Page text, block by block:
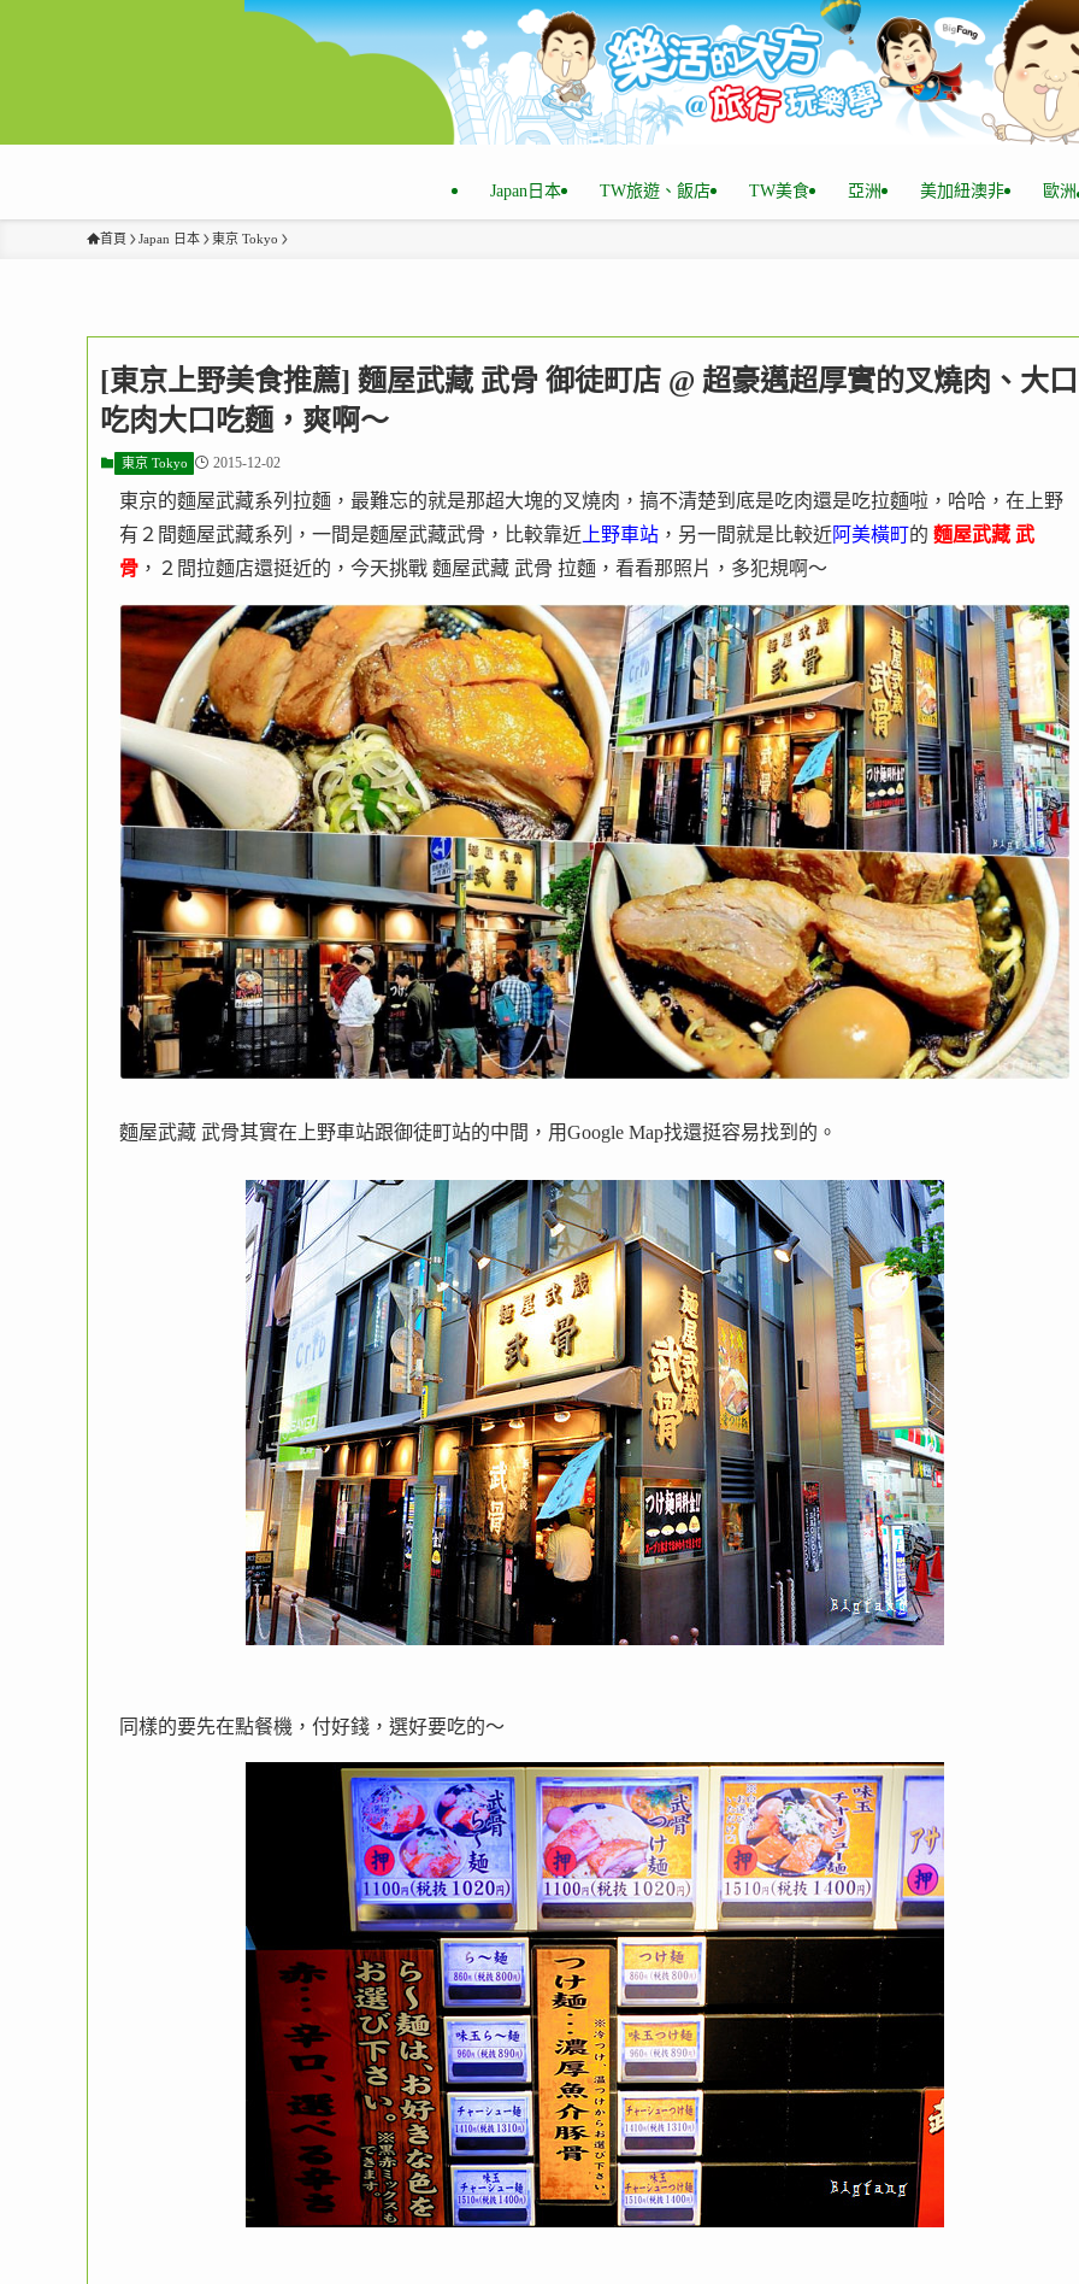
Japan日本 TW旅遊、飯店 TW美食 亞洲 美加紐澳非 歐洲
首頁 Japan 日本 東京 Tokyo
[東京上野美食推薦] 麵屋武藏 武骨 御徒町店 @ 超豪邁超厚實的叉燒肉、大口
吃肉大口吃麵，爽啊～
東京 Tokyo 2015-12-02
東京的麵屋武藏系列拉麵，最難忘的就是那超大塊的叉燒肉，搞不清楚到底是吃肉還是吃拉麵啦，哈哈，在上野
有２間麵屋武藏系列，一間是麵屋武藏武骨，比較靠近 上野車站 ，另一間就是比較近阿美橫町的 麵屋武藏 武
骨 ，２間拉麵店還挺近的，今天挑戰 麵屋武藏 武骨 拉麵，看看那照片，多犯規啊～
麵屋武藏 武骨其實在上野車站跟御徒町站的中間，用Google Map找還挺容易找到的。
同樣的要先在點餐機，付好錢，選好要吃的～